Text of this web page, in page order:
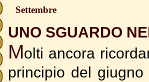
Settembre
UNO SGUARDO
Molti ancora
principio del